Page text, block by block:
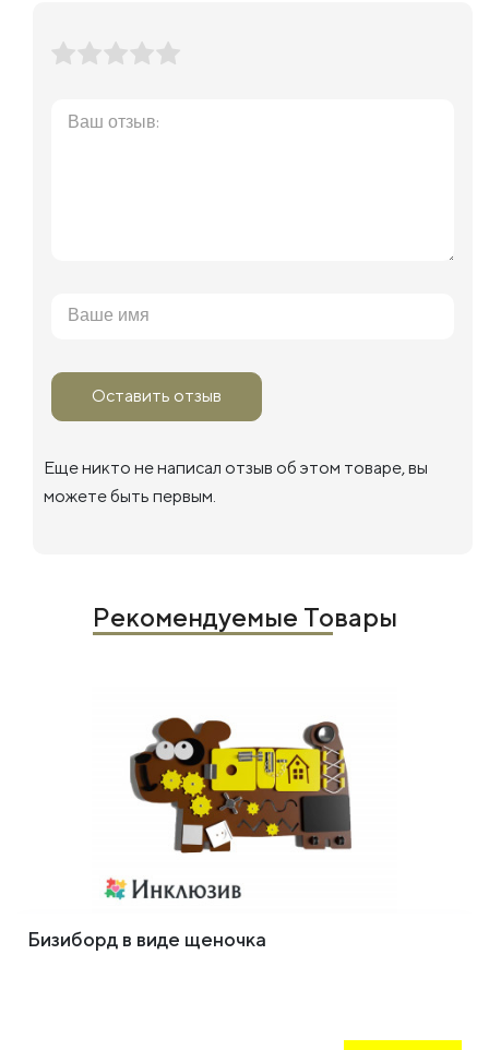
Оставить отзыв
Еще никто не написал отзыв об этом товаре, вы
можете быть первым.
Рекомендуемые Товары
Бизиборд в виде щеночка